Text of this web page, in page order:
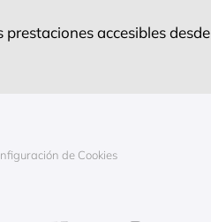
accesibles desde
de Cookies